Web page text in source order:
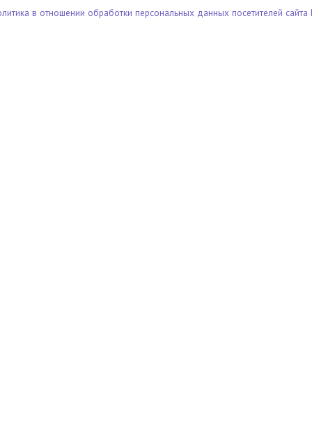
в отношении обработки персональных данных посетителей